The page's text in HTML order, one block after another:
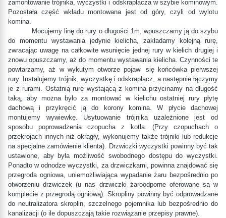
zamontowanie trójnika, wyczystki i odskraplacza w szybie kominowym.
Pozostała część wkładu montowana jest od góry, czyli od wylotu
komina.
Mocujemy linę do rury o długości 1m, wpuszczamy ją do szybu
do momentu wystawania jedynie kielicha, zakładamy kolejną rurę,
zwracając uwagę na całkowite wsunięcie jednej rury w kielich drugiej i
znowu opuszczamy, aż do momentu wystawania kielicha. Czynności te
powtarzamy, aż w wykutym otworze pojawi się końcówka pierwszej
rury. Instalujemy trójnik, wyczystkę i odskraplacz, a następnie łączymy
je z rurami. Ostatnią rurę wystającą z komina przycinamy na długość
taką, aby można było za montować w kielichu ostatniej rury płytę
dachową i przykręcić ją do korony komina. W płycie dachowej
montujemy wywiewkę. Usytuowanie trójnika uzależnione jest od
sposobu poprowadzenia czopucha z kotła. (Przy czopuchach o
przekrojach innych niż okrągły, wykonujemy także trójniki lub redukcje
na specjalne zamówienie klienta). Drzwiczki wyczystki powinny być tak
ustawione, aby była możliwość swobodnego dostępu do wyczystki.
Ponadto w odnodze wyczystki, za drzwiczkami, powinna znajdować się
przegroda ogniowa, uniemożliwiająca wypadanie żaru bezpośrednio po
otworzeniu drzwiczek (u nas drzwiczki żaroodporne oferowane są w
komplecie z przegrodą ogniową). Skropliny powinny być odprowadzane
do neutralizatora skroplin, szczelnego pojemnika lub bezpośrednio do
kanalizacji (o ile dopuszczają takie rozwiązanie przepisy prawne).